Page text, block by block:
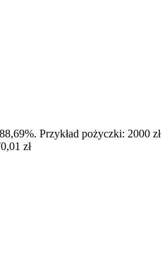
Przykład pożyczki: 2000 zł
zł